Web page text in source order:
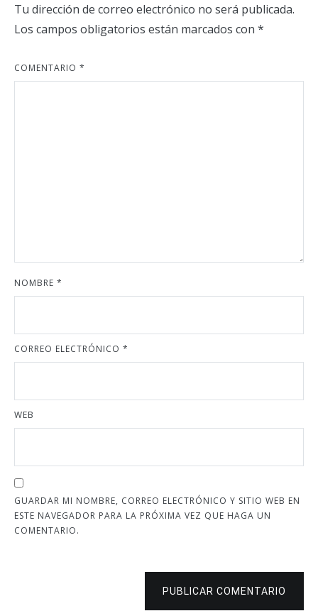
Tu dirección de correo electrónico no será publicada.
Los campos obligatorios están marcados con *
COMENTARIO *
NOMBRE *
CORREO ELECTRÓNICO *
WEB
GUARDAR MI NOMBRE, CORREO ELECTRÓNICO Y SITIO WEB EN
ESTE NAVEGADOR PARA LA PRÓXIMA VEZ QUE HAGA UN
COMENTARIO.
PUBLICAR COMENTARIO